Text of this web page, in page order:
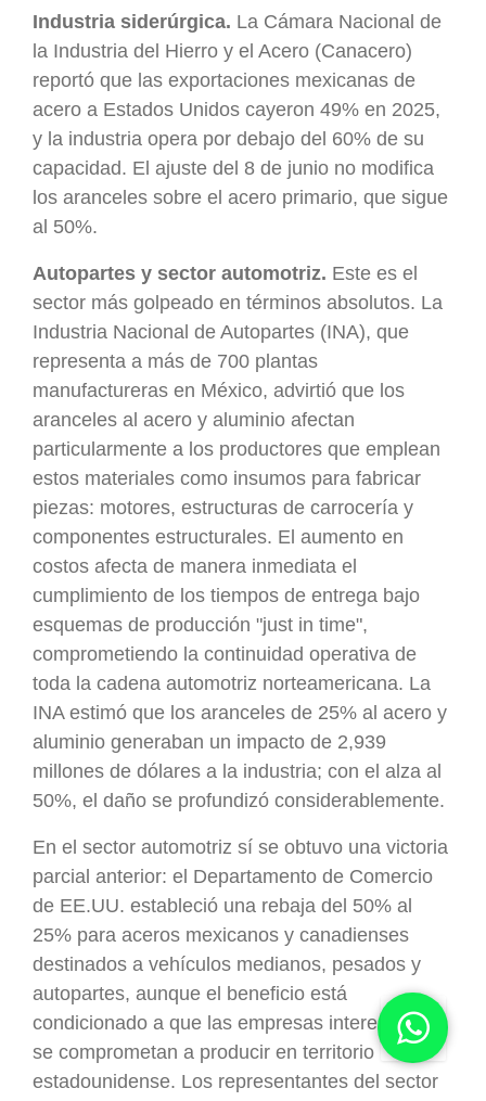
Industria siderúrgica. La Cámara Nacional de
la Industria del Hierro y el Acero (Canacero)
reportó que las exportaciones mexicanas de
acero a Estados Unidos cayeron 49% en 2025,
y la industria opera por debajo del 60% de su
capacidad. El ajuste del 8 de junio no modifica
los aranceles sobre el acero primario, que sigue
al 50%.
Autopartes y sector automotriz. Este es el
sector más golpeado en términos absolutos. La
Industria Nacional de Autopartes (INA), que
representa a más de 700 plantas
manufactureras en México, advirtió que los
aranceles al acero y aluminio afectan
particularmente a los productores que emplean
estos materiales como insumos para fabricar
piezas: motores, estructuras de carrocería y
componentes estructurales. El aumento en
costos afecta de manera inmediata el
cumplimiento de los tiempos de entrega bajo
esquemas de producción "just in time",
comprometiendo la continuidad operativa de
toda la cadena automotriz norteamericana. La
INA estimó que los aranceles de 25% al acero y
aluminio generaban un impacto de 2,939
millones de dólares a la industria; con el alza al
50%, el daño se profundizó considerablemente.
En el sector automotriz sí se obtuvo una victoria
parcial anterior: el Departamento de Comercio
de EE.UU. estableció una rebaja del 50% al
25% para aceros mexicanos y canadienses
destinados a vehículos medianos, pesados y
autopartes, aunque el beneficio está
condicionado a que las empresas interesadas
se comprometan a producir en territorio
estadounidense. Los representantes del sector